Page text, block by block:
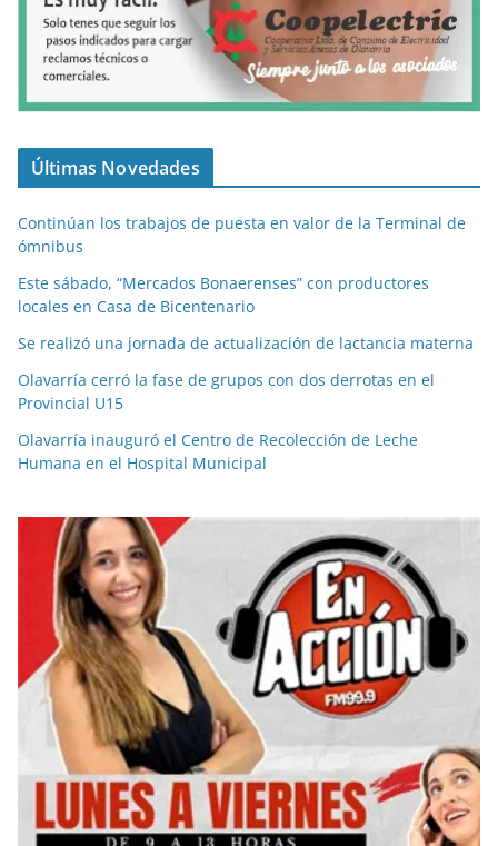
Últimas Novedades
Continúan los trabajos de puesta en valor de la Terminal de
ómnibus
Este sábado, “Mercados Bonaerenses” con productores
locales en Casa de Bicentenario
Se realizó una jornada de actualización de lactancia materna
Olavarría cerró la fase de grupos con dos derrotas en el
Provincial U15
Olavarría inauguró el Centro de Recolección de Leche
Humana en el Hospital Municipal